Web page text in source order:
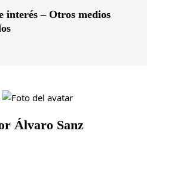
interés – Otros medios
Álvaro Sanz